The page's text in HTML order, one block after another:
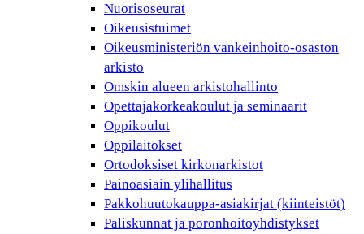
Nuorisoseurat
Oikeusistuimet
Oikeusministeriön vankeinhoito-osaston
arkisto
Omskin alueen arkistohallinto
Opettajakorkeakoulut ja seminaarit
Oppikoulut
Oppilaitokset
Ortodoksiset kirkonarkistot
Painoasiain ylihallitus
Pakkohuutokauppa-asiakirjat (kiinteistöt)
Paliskunnat ja poronhoitoyhdistykset